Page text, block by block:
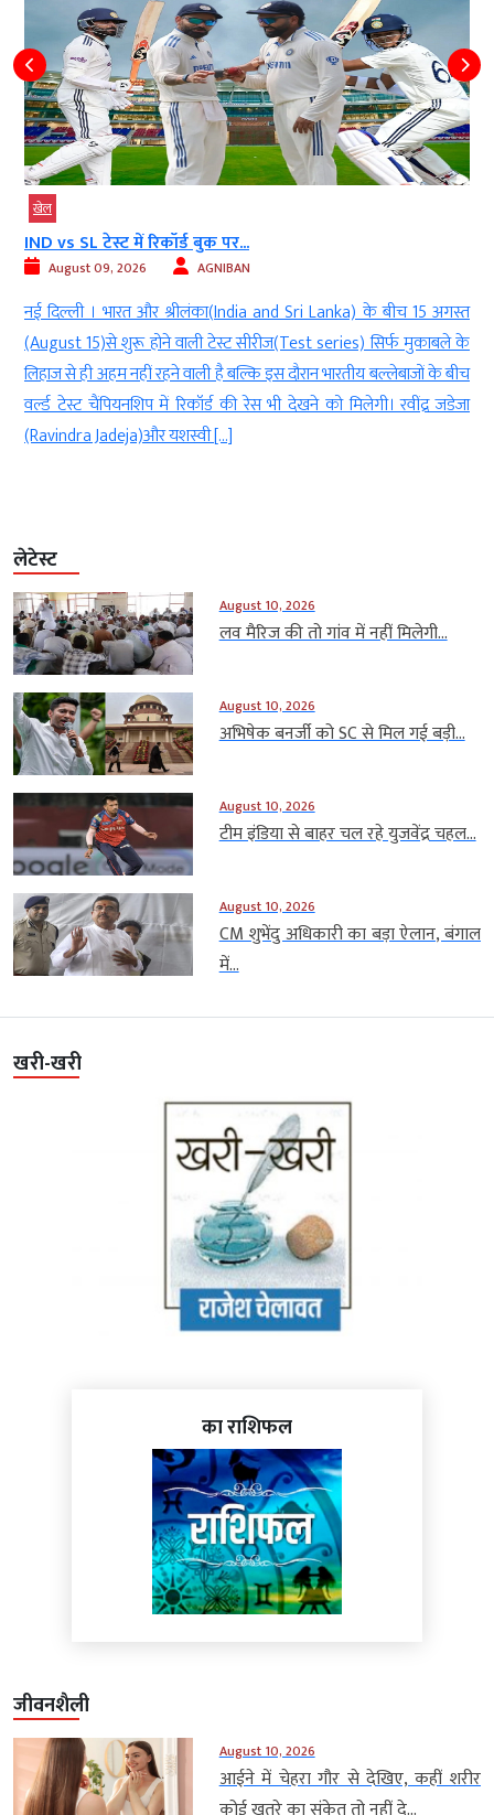
खेल
IND vs SL टेस्ट में रिकॉर्ड बुक पर...
August 09, 2026 AGNIBAN
नई दिल्ली । भारत और श्रीलंका(India and Sri Lanka) के बीच 15 अगस्त
(August 15)से शुरू होने वाली टेस्ट सीरीज(Test series) सिर्फ मुकाबले के
लिहाज से ही अहम नहीं रहने वाली है बल्कि इस दौरान भारतीय बल्लेबाजों के बीच
वर्ल्ड टेस्ट चैंपियनशिप में रिकॉर्ड की रेस भी देखने को मिलेगी। रवींद्र जडेजा
(Ravindra Jadeja)और यशस्वी […]
लेटेस्ट
August 10, 2026
लव मैरिज की तो गांव में नहीं मिलेगी...
August 10, 2026
अभिषेक बनर्जी को SC से मिल गई बड़ी...
August 10, 2026
टीम इंडिया से बाहर चल रहे युजवेंद्र चहल...
August 10, 2026
CM शुभेंदु अधिकारी का बड़ा ऐलान, बंगाल
में...
खरी-खरी
का राशिफल
जीवनशैली
August 10, 2026
आईने में चेहरा गौर से देखिए, कहीं शरीर